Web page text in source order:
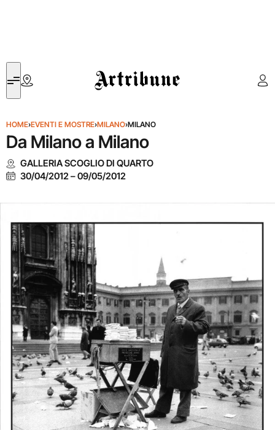
Artribune
HOME›EVENTI E MOSTRE›MILANO›MILANO
Da Milano a Milano
GALLERIA SCOGLIO DI QUARTO
30/04/2012–09/05/2012